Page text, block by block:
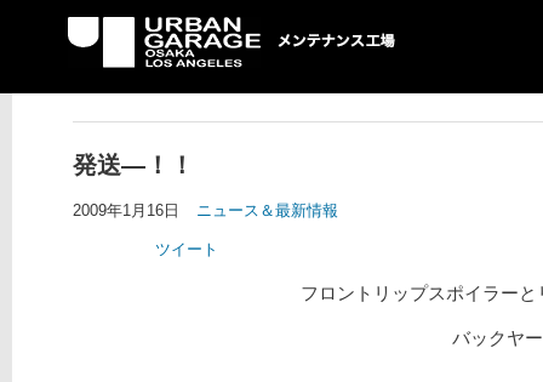
UG メンテナンス工場
発送—！！
2009年1月16日 ニュース＆最新情報
ツイート
フロントリップスポイラー
バックヤ